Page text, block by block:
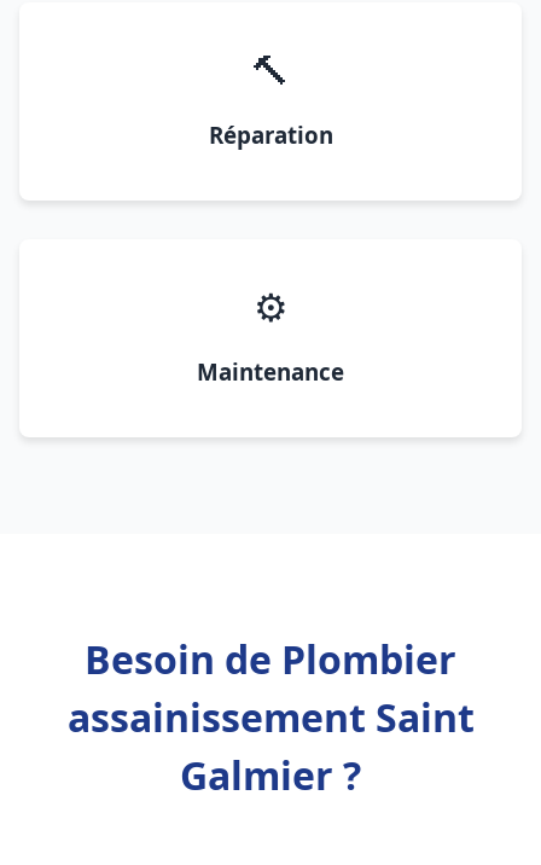
🔨
Réparation
⚙️
Maintenance
Besoin de Plombier
assainissement Saint
Galmier ?